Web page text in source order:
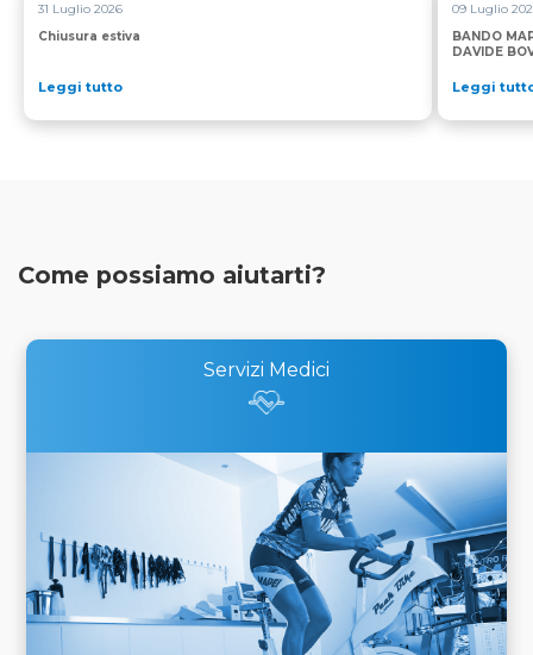
31 Luglio 2026
Chiusura estiva
Leggi tutto
09 Luglio
BANDO
DAVIDE
Leggi
Come possiamo aiutarti?
Servizi Medici